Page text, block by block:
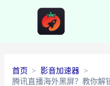
首页
影音加速器
腾讯直播海外黑屏？教你解